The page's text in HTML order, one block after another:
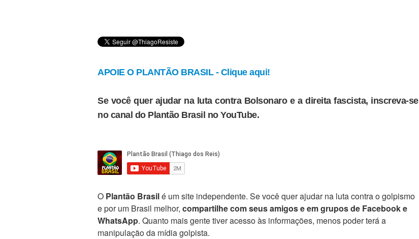
APOIE O PLANTÃO BRASIL - Clique aqui!
Se você quer ajudar na luta contra Bolsonaro e a direita fascista, inscreva-se
no canal do Plantão Brasil no YouTube.
O Plantão Brasilé um site independente. Se você quer ajudar na luta contra o golpismo
e por um Brasil melhor, compartilhe com seus amigos e em grupos de Facebook e
WhatsApp. Quanto mais gente tiver acesso às informações, menos poder terá a
manipulação da mídia golpista.